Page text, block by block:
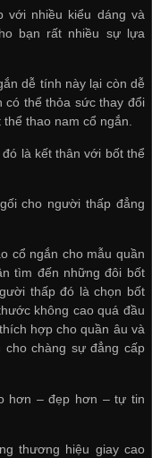
với nhiều kiểu dáng và
bạn rất nhiều sự lựa
dễ tính này lại còn dễ
có thể thỏa sức thay đổi
thao nam cổ ngắn.
là kết thân với bốt thể
cho người thấp đẳng
cổ ngắn cho mẫu quần
tìm đến những đôi bốt
thấp đó là chọn bốt
không cao quá đầu
hợp cho quần âu và
cho chàng sự đẳng cấp
hơn – đẹp hơn – tự tin
thương hiệu giay cao